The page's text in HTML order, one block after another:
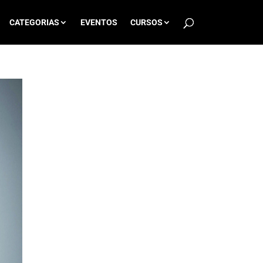
CATEGORIAS EVENTOS CURSOS